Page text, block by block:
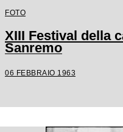
FOTO
XIII Festival della
Sanremo
06 FEBBRAIO 1963